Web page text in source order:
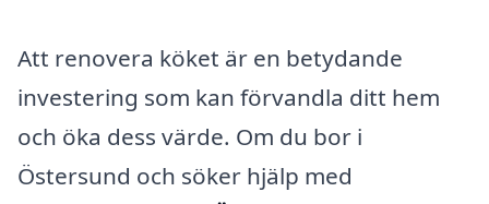
Att renovera köket är en betydande
investering som kan förvandla ditt hem
och öka dess värde. Om du bor i
Östersund och söker hjälp med